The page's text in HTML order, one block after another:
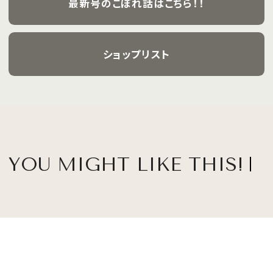
最新号のこぼれ話はこちら！！
ショップリスト
YOU MIGHT LIKE THIS!